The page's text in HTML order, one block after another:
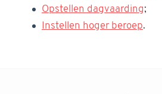
Opstellen dagvaarding;
Instellen hoger beroep.